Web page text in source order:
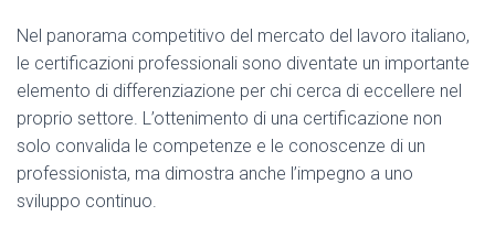
Nel panorama competitivo del mercato del lavoro italiano,
le certificazioni professionali sono diventate un importante
elemento di differenziazione per chi cerca di eccellere nel
proprio settore. L’ottenimento di una certificazione non
solo convalida le competenze e le conoscenze di un
professionista, ma dimostra anche l’impegno a uno
sviluppo continuo.